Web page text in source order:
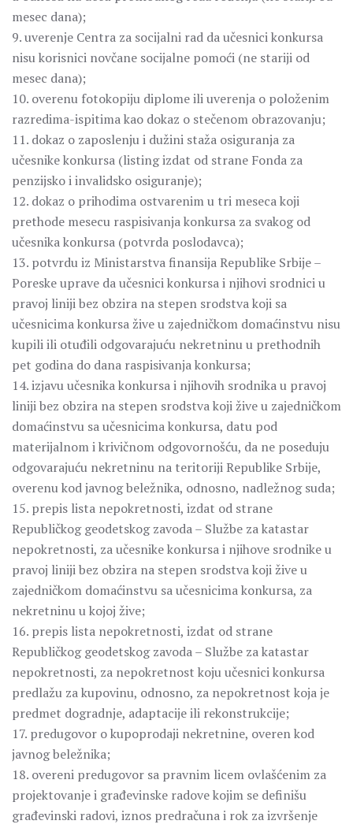
mesec dana);
9. uverenje Centra za socijalni rad da učesnici konkursa
nisu korisnici novčane socijalne pomoći (ne stariji od
mesec dana);
10. overenu fotokopiju diplome ili uverenja o položenim
razredima-ispitima kao dokaz o stečenom obrazovanju;
11. dokaz o zaposlenju i dužini staža osiguranja za
učesnike konkursa (listing izdat od strane Fonda za
penzijsko i invalidsko osiguranje);
12. dokaz o prihodima ostvarenim u tri meseca koji
prethode mesecu raspisivanja konkursa za svakog od
učesnika konkursa (potvrda poslodavca);
13. potvrdu iz Ministarstva finansija Republike Srbije –
Poreske uprave da učesnici konkursa i njihovi srodnici u
pravoj liniji bez obzira na stepen srodstva koji sa
učesnicima konkursa žive u zajedničkom domaćinstvu nisu
kupili ili otuđili odgovarajuću nekretninu u prethodnih
pet godina do dana raspisivanja konkursa;
14. izjavu učesnika konkursa i njihovih srodnika u pravoj
liniji bez obzira na stepen srodstva koji žive u zajedničkom
domaćinstvu sa učesnicima konkursa, datu pod
materijalnom i krivičnom odgovornošću, da ne poseduju
odgovarajuću nekretninu na teritoriji Republike Srbije,
overenu kod javnog beležnika, odnosno, nadležnog suda;
15. prepis lista nepokretnosti, izdat od strane
Republičkog geodetskog zavoda – Službe za katastar
nepokretnosti, za učesnike konkursa i njihove srodnike u
pravoj liniji bez obzira na stepen srodstva koji žive u
zajedničkom domaćinstvu sa učesnicima konkursa, za
nekretninu u kojoj žive;
16. prepis lista nepokretnosti, izdat od strane
Republičkog geodetskog zavoda – Službe za katastar
nepokretnosti, za nepokretnost koju učesnici konkursa
predlažu za kupovinu, odnosno, za nepokretnost koja je
predmet dogradnje, adaptacije ili rekonstrukcije;
17. predugovor o kupoprodaji nekretnine, overen kod
javnog beležnika;
18. overeni predugovor sa pravnim licem ovlašćenim za
projektovanje i građevinske radove kojim se definišu
građevinski radovi, iznos predračuna i rok za izvršenje